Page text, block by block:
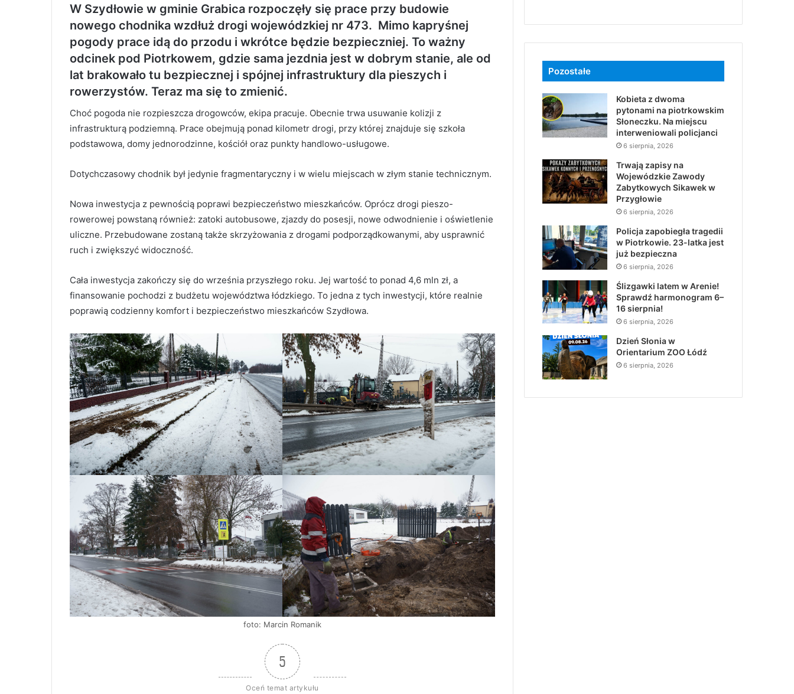
W Szydłowie w gminie Grabica rozpoczęły się prace przy budowie
nowego chodnika wzdłuż drogi wojewódzkiej nr 473. Mimo kapryśnej
pogody prace idą do przodu i wkrótce będzie bezpieczniej. To ważny
odcinek pod Piotrkowem, gdzie sama jezdnia jest w dobrym stanie, ale od
lat brakowało tu bezpiecznej i spójnej infrastruktury dla pieszych i
rowerzystów. Teraz ma się to zmienić.
Choć pogoda nie rozpieszcza drogowców, ekipa pracuje. Obecnie trwa usuwanie kolizji z
infrastrukturą podziemną. Prace obejmują ponad kilometr drogi, przy której znajduje się szkoła
podstawowa, domy jednorodzinne, kościół oraz punkty handlowo-usługowe.
Dotychczasowy chodnik był jedynie fragmentaryczny i w wielu miejscach w złym stanie technicznym.
Nowa inwestycja z pewnością poprawi bezpieczeństwo mieszkańców. Oprócz drogi pieszo-
rowerowej powstaną również: zatoki autobusowe, zjazdy do posesji, nowe odwodnienie i oświetlenie
uliczne. Przebudowane zostaną także skrzyżowania z drogami podporządkowanymi, aby usprawnić
ruch i zwiększyć widoczność.
Cała inwestycja zakończy się do września przyszłego roku. Jej wartość to ponad 4,6 mln zł, a
finansowanie pochodzi z budżetu województwa łódzkiego. To jedna z tych inwestycji, które realnie
poprawią codzienny komfort i bezpieczeństwo mieszkańców Szydłowa.
foto: Marcin Romanik
5
Oceń temat artykułu
Pozostałe
Kobieta z dwoma
pytonami na piotrkowskim
Słoneczku. Na miejscu
interweniowali policjanci
6 sierpnia, 2026
Trwają zapisy na
Wojewódzkie Zawody
Zabytkowych Sikawek w
Przygłowie
6 sierpnia, 2026
Policja zapobiegła tragedii
w Piotrkowie. 23-latka jest
już bezpieczna
6 sierpnia, 2026
Ślizgawki latem w Arenie!
Sprawdź harmonogram 6–
16 sierpnia!
6 sierpnia, 2026
Dzień Słonia w
Orientarium ZOO Łódź
6 sierpnia, 2026